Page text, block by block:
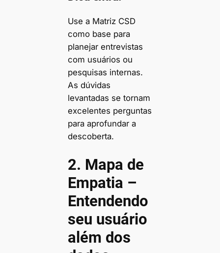
Use a Matriz CSD
como base para
planejar entrevistas
com usuários ou
pesquisas internas.
As dúvidas
levantadas se tornam
excelentes perguntas
para aprofundar a
descoberta.
2. Mapa de
Empatia –
Entendendo
seu usuário
além dos